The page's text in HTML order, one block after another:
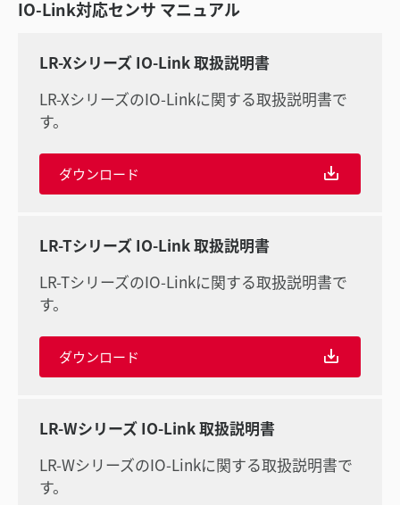
IO-Link対応センサ マニュアル
LR-Xシリーズ IO-Link 取扱説明書
LR-XシリーズのIO-Linkに関する取扱説明書で
す。
ダウンロード
LR-Tシリーズ IO-Link 取扱説明書
LR-TシリーズのIO-Linkに関する取扱説明書で
す。
ダウンロード
LR-Wシリーズ IO-Link 取扱説明書
LR-WシリーズのIO-Linkに関する取扱説明書で
す。